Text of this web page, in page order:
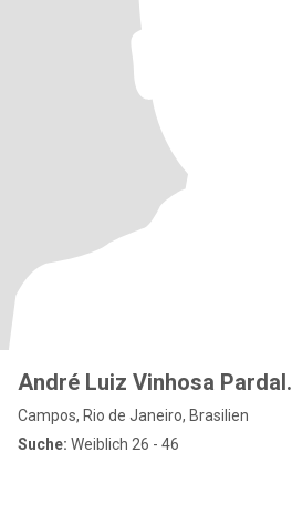
André Luiz Vinhosa Pardal.
Campos, Rio de Janeiro, Brasilien
Suche: Weiblich 26 - 46